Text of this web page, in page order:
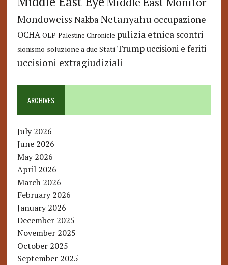
Mondoweiss Nakba Netanyahu occupazione
OCHA OLP Palestine Chronicle pulizia etnica scontri
sionismo soluzione a due Stati Trump uccisioni e feriti
uccisioni extragiudiziali
ARCHIVES
July 2026
June 2026
May 2026
April 2026
March 2026
February 2026
January 2026
December 2025
November 2025
October 2025
September 2025